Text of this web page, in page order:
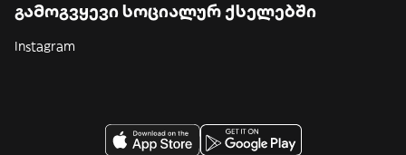
გამოგვყევი სოციალურ ქსელებში
Instagram